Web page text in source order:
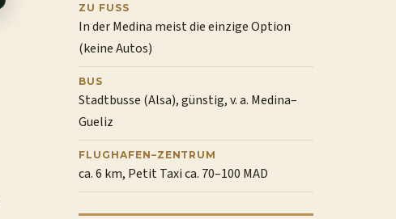
ZU FUSS
In der Medina meist die einzige Option
(keine Autos)
BUS
Stadtbusse (Alsa), günstig, v. a. Medina–
Gueliz
FLUGHAFEN–ZENTRUM
ca. 6 km, Petit Taxi ca. 70–100 MAD